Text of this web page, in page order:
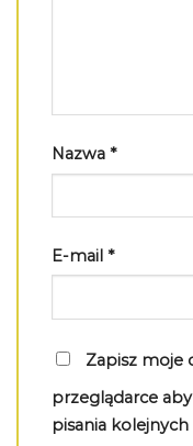
Nazwa *
E-mail *
Zapisz moje
przeglądarce
pisania